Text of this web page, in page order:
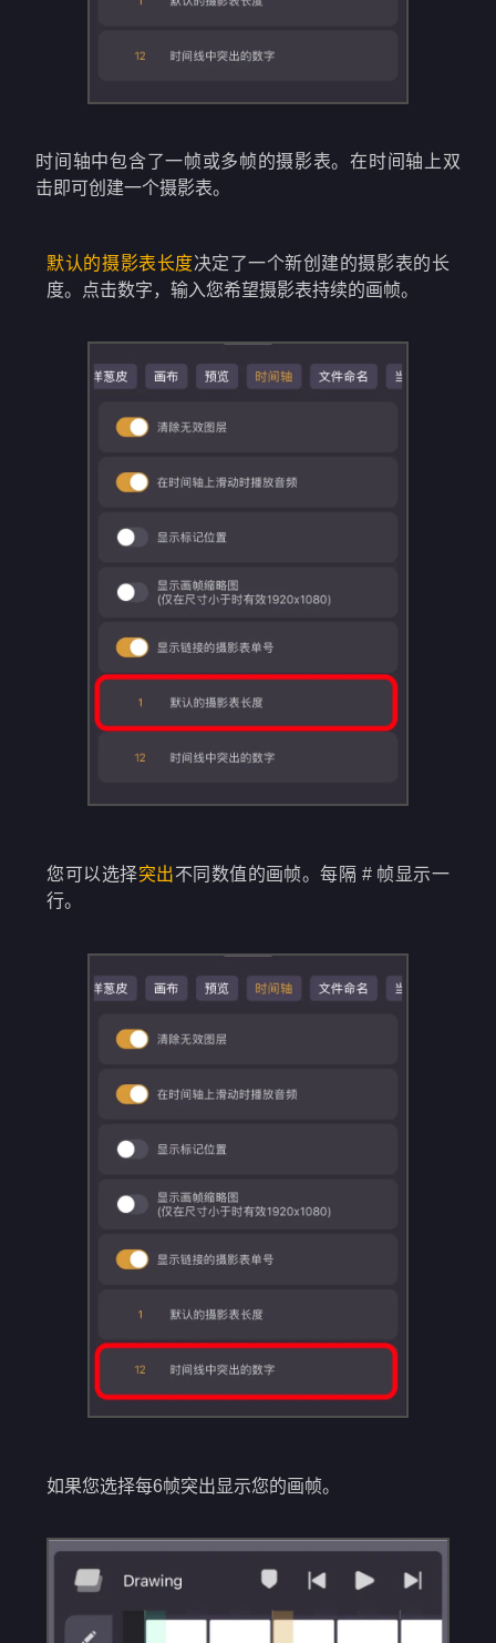
时间轴中包含了一帧或多帧的摄影表。在时间轴上双
击即可创建一个摄影表。
默认的摄影表长度决定了一个新创建的摄影表的长
度。点击数字，输入您希望摄影表持续的画帧。
您可以选择突出不同数值的画帧。每隔 # 帧显示一
行。
如果您选择每6帧突出显示您的画帧。